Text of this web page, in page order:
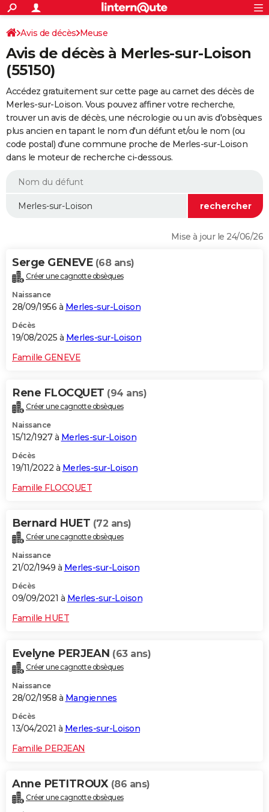
ACTUALITÉS
Politique
Société
Faits Divers
Education
Monde
Villes
+
SPORT
Coupe du monde 2026
Football
Tennis
Cyclisme
Rugby
Forum
FINANCE
Retraite
Impôts
Epargne
Immobilier
Risques naturels par ville
Banque
Assurance
Crédit
Essais
Réserver un essai
Citadines
Berlines
SUV
Forum auto
+
HIGH-TECH
Mobiles
Meilleur smartphone
Internet
Ordinateurs
Jeux vidéo
Guide high-tech
+
BRICOLAGE
Forum
Aménagement intérieur
Extérieur
Cuisine
Salle de bains
Jardinage
Rangement
WEEK-END
Guides de France
Escapades
Patrimoine
Expositions
Musées
Week-end nature
LIFESTYLE
Alimentation
Guide de la santé
Maladies
Médicaments
Sommeil
VOYAGE
Destinations
City break
Voyage nature
Voyage de noces
Forum
Climat
+PHOTO
GUIDES D'ACHAT
BONS PLANS
CARTE DE VOEUX
Dictionnaire
Biographies
Citations
Expressions
Proverbes
PROGRAMME TV
COPAINS D'AVANT
S'inscrire
Se connecter
Lycées
Collèges
Primaires
Universités
Entreprises
Service militaire
Avis de recherche
AVIS DE DÉCÈS
Avis de décès Meuse
Avis de décès à Merles-sur-Loison
(55150)
Accédez gratuitement sur cette page au carnet des décès de
Merles-sur-Loison. Vous pouvez affiner votre recherche,
trouver un avis de décès, une nécrologie ou un avis d'obsèques
plus ancien en tapant le nom d'un défunt et/ou le nom (ou
code postal) d'une commune proche de Merles-sur-Loison
dans le moteur de recherche ci-dessous.
Mise à jour le 24/06/26
Serge GENEVE (68 ans)
Créer une cagnotte obsèques
Naissance
28/09/1956 à Merles-sur-Loison
Décès
19/08/2025 à Merles-sur-Loison
Famille GENEVE
Rene FLOCQUET (94 ans)
Créer une cagnotte obsèques
Naissance
15/12/1927 à Merles-sur-Loison
Décès
19/11/2022 à Merles-sur-Loison
Famille FLOCQUET
Bernard HUET (72 ans)
Créer une cagnotte obsèques
Naissance
21/02/1949 à Merles-sur-Loison
Décès
09/09/2021 à Merles-sur-Loison
Famille HUET
Evelyne PERJEAN (63 ans)
Créer une cagnotte obsèques
Naissance
28/02/1958 à Mangiennes
Décès
13/04/2021 à Merles-sur-Loison
Famille PERJEAN
Anne PETITROUX (86 ans)
Créer une cagnotte obsèques